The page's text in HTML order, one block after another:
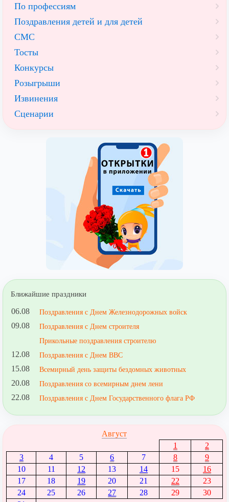
По профессиям
Поздравления детей и для детей
СМС
Тосты
Конкурсы
Розыгрыши
Извинения
Сценарии
Ближайшие праздники
06.08 Поздравления с Днем Железнодорожных войск
09.08
Поздравления с Днем строителя
Прикольные поздравления строителю
12.08 Поздравления с Днем ВВС
15.08 Всемирный день защиты бездомных животных
20.08 Поздравления со всемирным днем лени
22.08 Поздравления с Днем Государственного флага РФ
Август
1
2
3
4 5 6 7 8
9
10
11 12 13 14 15
16
17
18 19 20 21 22
23
24
25 26 27 28 29
30